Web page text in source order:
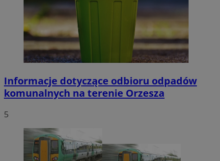
Informacje dotyczące odbioru odpadów
komunalnych na terenie Orzesza
5